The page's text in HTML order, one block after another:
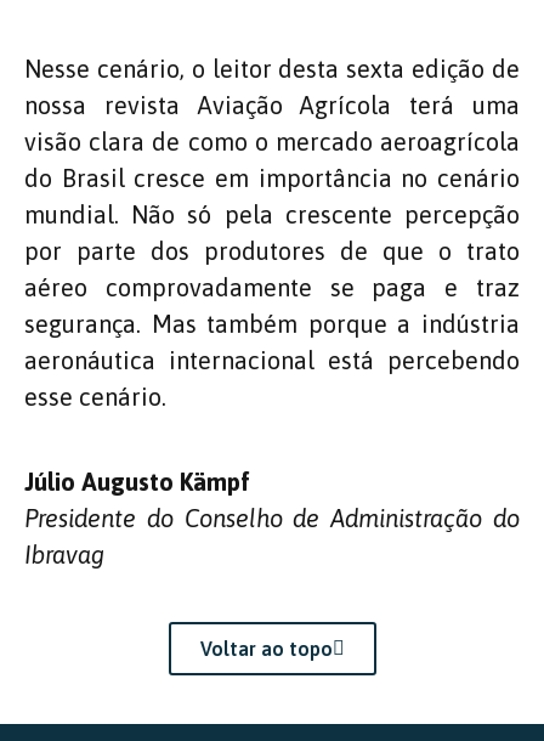
Nesse cenário, o leitor desta sexta edição de
nossa revista Aviação Agrícola terá uma
visão clara de como o mercado aeroagrícola
do Brasil cresce em importância no cenário
mundial. Não só pela crescente percepção
por parte dos produtores de que o trato
aéreo comprovadamente se paga e traz
segurança. Mas também porque a indústria
aeronáutica internacional está percebendo
esse cenário.
Júlio Augusto Kämpf
Presidente do Conselho de Administração do
Ibravag
Voltar ao topo